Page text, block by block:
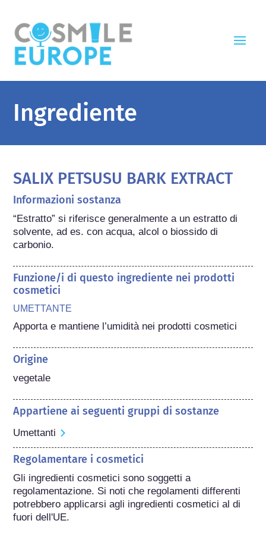
Ingrediente
SALIX PETSUSU BARK EXTRACT
Informazioni sostanza
“Estratto” si riferisce generalmente a un estratto di
solvente, ad es. con acqua, alcol o biossido di
carbonio.
Funzione/i di questo ingrediente nei prodotti
cosmetici
UMETTANTE
Apporta e mantiene l’umidità nei prodotti cosmetici
Origine
vegetale
Appartiene ai seguenti gruppi di sostanze
Umettanti
Regolamentare i cosmetici
Gli ingredienti cosmetici sono soggetti a
regolamentazione. Si noti che regolamenti differenti
potrebbero applicarsi agli ingredienti cosmetici al di
fuori dell'UE.